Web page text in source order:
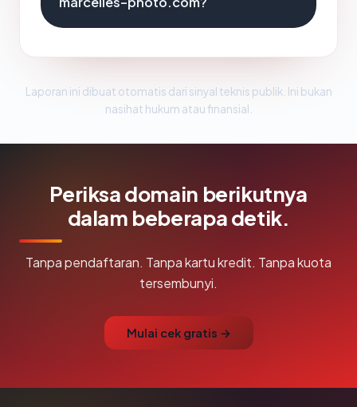
Laporan ini dibuat otomatis dari sinyal teknis publik. Ini bukan
nasihat hukum atau finansial.
Periksa domain berikutnya
dalam beberapa detik.
Tanpa pendaftaran. Tanpa kartu kredit. Tanpa kuota
tersembunyi.
Mulai cek gratis →